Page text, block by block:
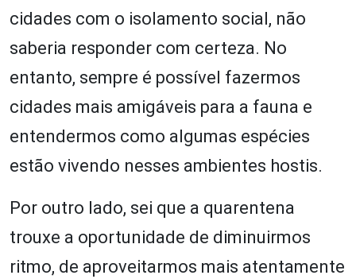
cidades com o isolamento social, não
saberia responder com certeza. No
entanto, sempre é possível fazermos
cidades mais amigáveis para a fauna e
entendermos como algumas espécies
estão vivendo nesses ambientes hostis.
Por outro lado, sei que a quarentena
trouxe a oportunidade de diminuirmos
ritmo, de aproveitarmos mais atentamente